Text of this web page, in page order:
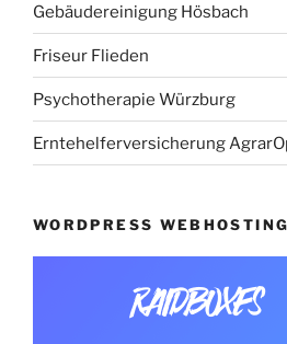
Gebäudereinigung Hösbach
Friseur Flieden
Psychotherapie Würzburg
Erntehelferversicherung
WORDPRESS